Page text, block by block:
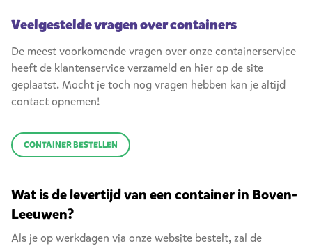
Veelgestelde vragen over containers
De meest voorkomende vragen over onze containerservice
heeft de klantenservice verzameld en hier op de site
geplaatst. Mocht je toch nog vragen hebben kan je altijd
contact opnemen!
CONTAINER BESTELLEN
Wat is de levertijd van een container in Boven-
Leeuwen?
Als je op werkdagen via onze website bestelt, zal de